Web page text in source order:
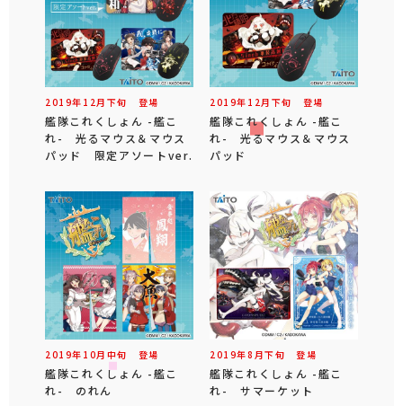
2019年 12 月 下旬 登場
艦隊これくしょん -艦こ
れ- 光るマウス＆マウス
パッド 限定アソートver.
2019年 12 月 下旬 登場
艦隊これくしょん -艦こ
れ- 光るマウス＆マウス
パッド
2019年 10月 中旬 登場
艦隊これくしょん -艦こ
れ- のれん
2019年8 月下旬 登場
艦隊これくしょん -艦こ
れ- サマーケット